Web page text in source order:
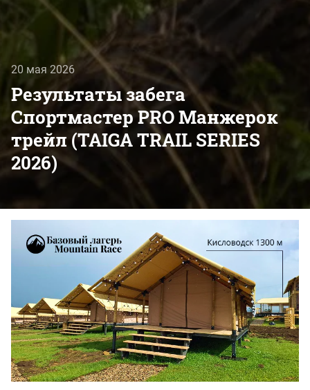
20 мая 2026
Результаты забега
Спортмастер PRO Манжерок
трейл (TAIGA TRAIL SERIES
2026)